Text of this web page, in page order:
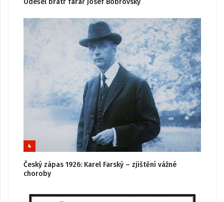
Odešel bratr farář Josef Bobrovský
4
Český zápas 1926: Karel Farský – zjištění vážné
choroby